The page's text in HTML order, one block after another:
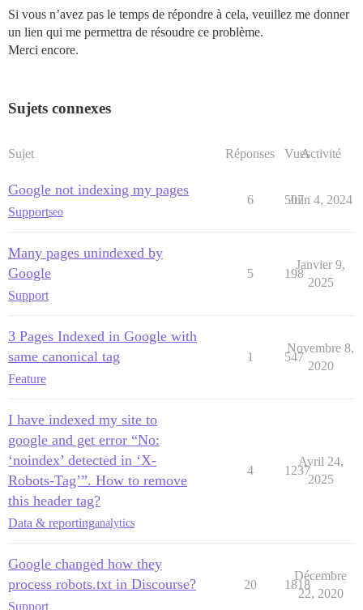
Si vous n’avez pas le temps de répondre à cela, veuillez me donner
un lien qui me permettra de résoudre ce problème.
Merci encore.
Sujets connexes
Sujet Réponses VuesActivité
Google not indexing my pages
Supportseo
6 507
Juin 4, 2024
Many pages unindexed by
Google
Support
5 198
Janvier 9,
2025
3 Pages Indexed in Google with
same canonical tag
Feature
1 547
Novembre 8,
2020
I have indexed my site to
google and get error “No:
‘noindex’ detected in ‘X-
Robots-Tag’”. How to remove
this header tag?
Data & reportinganalytics
4 1237
Avril 24,
2025
Google changed how they
process robots.txt in Discourse?
Support
20 1818
Décembre
22, 2020